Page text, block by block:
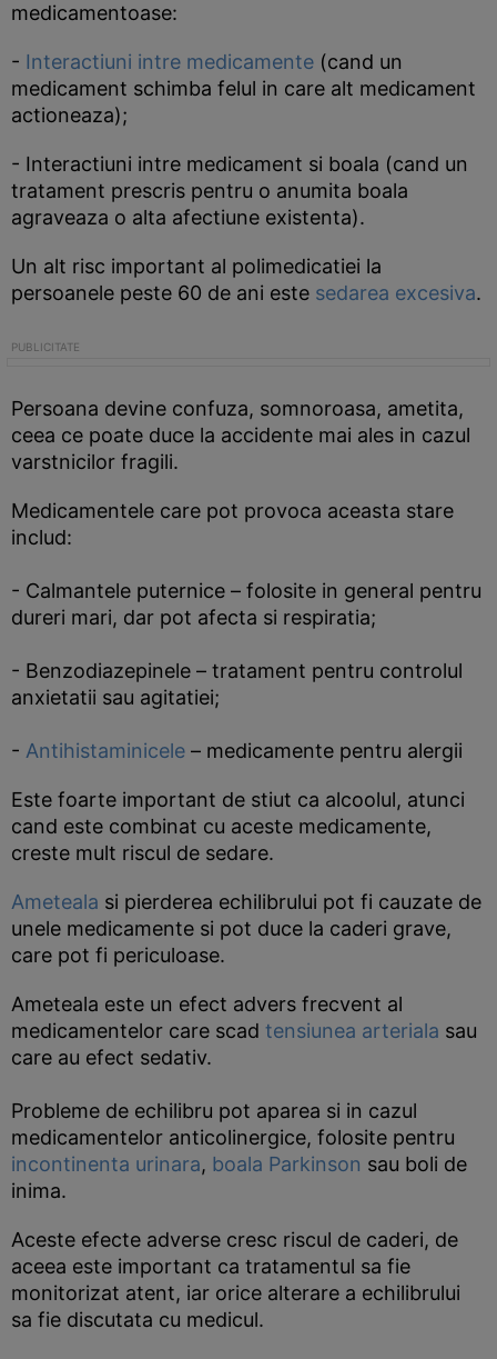
medicamentoase:
- Interactiuni intre medicamente (cand un
medicament schimba felul in care alt medicament
actioneaza);
- Interactiuni intre medicament si boala (cand un
tratament prescris pentru o anumita boala
agraveaza o alta afectiune existenta).
Un alt risc important al polimedicatiei la
persoanele peste 60 de ani este sedarea excesiva.
Persoana devine confuza, somnoroasa, ametita,
ceea ce poate duce la accidente mai ales in cazul
varstnicilor fragili.
Medicamentele care pot provoca aceasta stare
includ:
- Calmantele puternice – folosite in general pentru
dureri mari, dar pot afecta si respiratia;
- Benzodiazepinele – tratament pentru controlul
anxietatii sau agitatiei;
- Antihistaminicele – medicamente pentru alergii
Este foarte important de stiut ca alcoolul, atunci
cand este combinat cu aceste medicamente,
creste mult riscul de sedare.
Ameteala si pierderea echilibrului pot fi cauzate de
unele medicamente si pot duce la caderi grave,
care pot fi periculoase.
Ameteala este un efect advers frecvent al
medicamentelor care scad tensiunea arteriala sau
care au efect sedativ.
Probleme de echilibru pot aparea si in cazul
medicamentelor anticolinergice, folosite pentru
incontinenta urinara, boala Parkinson sau boli de
inima.
Aceste efecte adverse cresc riscul de caderi, de
aceea este important ca tratamentul sa fie
monitorizat atent, iar orice alterare a echilibrului
sa fie discutata cu medicul.